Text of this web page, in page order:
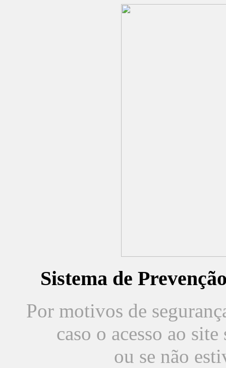
Sistema de
Por motivos de
caso o acesso ao
ou se não